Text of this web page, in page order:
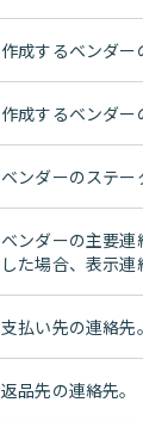
作成するベンダー
作成するベンダー
ベンダーのステー
ベンダーの主要連
した場合、表示連
支払い先の連絡先。
返品先の連絡先。